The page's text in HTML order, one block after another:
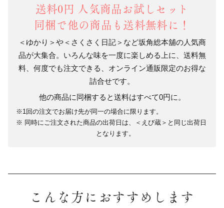
送料0円 人気商品お試しセット
同梱で他の商品も送料無料に！
＜ゆかり＞や＜さくさく日記＞など坂角総本舖の人気商
品が大集合。いろんな味を一度に楽しめる上に、送料無
料、何度でも注文できる、オンライン通販限定のお得な
詰合せです。
他の商品に同梱すると送料はすべて0円に。
1回の注文でお届け先が同一の場合に限ります。
同時にご注文された商品の出荷日は、＜えび蔵＞と同じ出荷日
となります。
こんな方におすすめします